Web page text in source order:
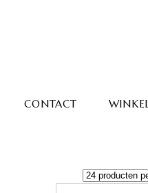
CONTACT WINKEL